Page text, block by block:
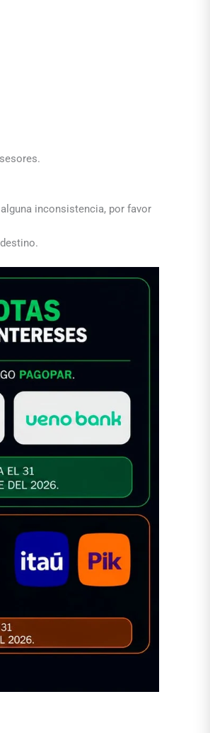
inconsistencia, por favor